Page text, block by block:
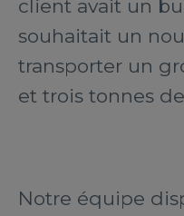
client avait un
souhaitait un
transporter un
et trois tonnes
Notre équipe